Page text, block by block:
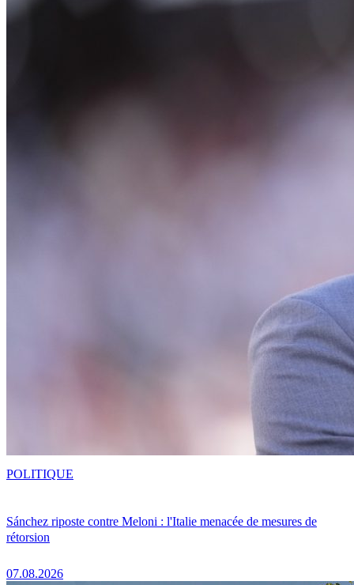
Sánchez riposte contre Meloni : l'Italie menacée de mesures de
rétorsion
07.08.2026
POLITIQUE